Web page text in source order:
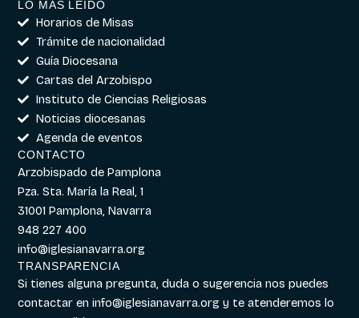
LO MÁS LEÍDO
Horarios de Misas
Trámite de nacionalidad
Guía Diocesana
Cartas del Arzobispo
Instituto de Ciencias Religiosas
Noticias diocesanas
Agenda de eventos
CONTACTO
Arzobispado de Pamplona
Pza. Sta. María la Real, 1
31001 Pamplona, Navarra
948 227 400
info@iglesianavarra.org
TRANSPARENCIA
Si tienes alguna pregunta, duda o sugerencia nos puedes
contactar eninfo@iglesianavarra.org y te atenderemos lo